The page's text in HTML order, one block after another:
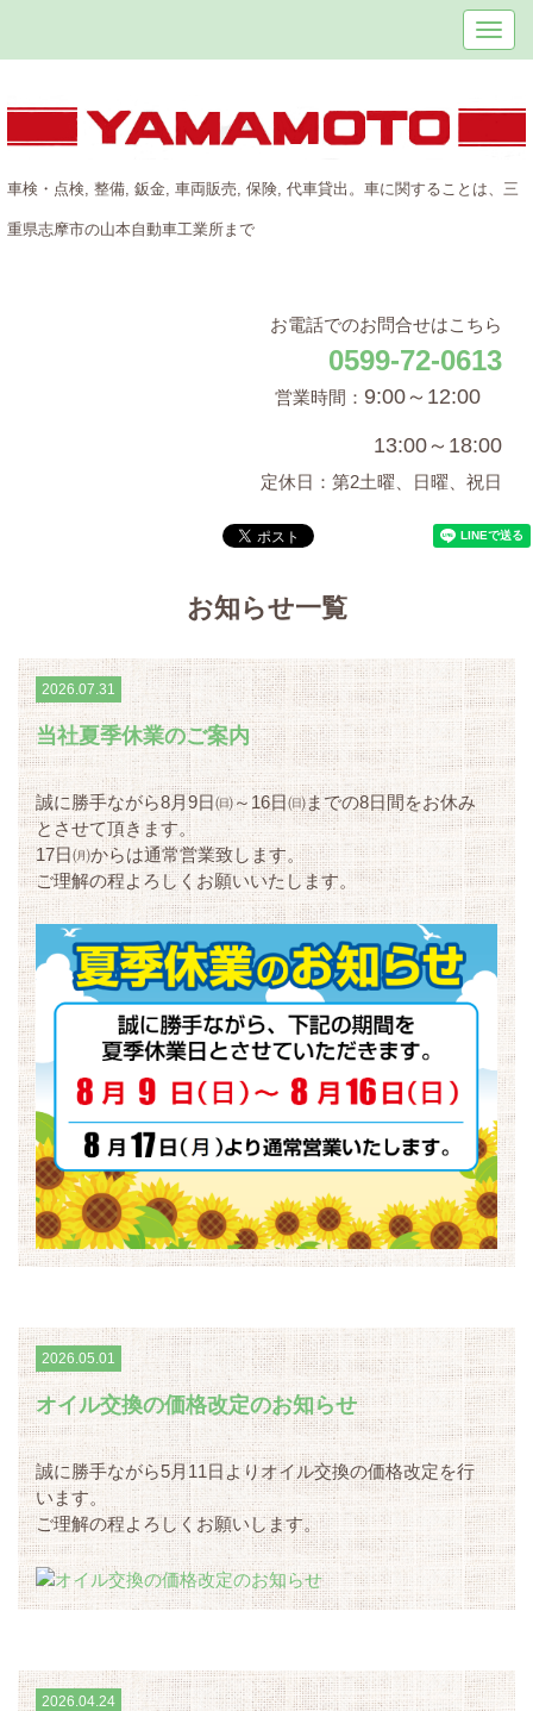
車検・点検, 整備, 鈑金, 車両販売, 保険, 代車貸出。 車に関することは、三
重県志摩市の山本自動車工業所まで
お電話でのお問合せはこちら
0599-72-0613
営業時間： 9:00～12:00
13:00～18:00
定休日：第2土曜、日曜、祝日
お知らせ一覧
2026.07.31
当社夏季休業のご案内
誠に勝手ながら8月9日㈰～16日㈰までの8日間をお休み
とさせて頂きます。
17日㈪からは通常営業致します。
ご理解の程よろしくお願いいたします。
2026.05.01
オイル交換の価格改定のお知らせ
誠に勝手ながら5月11日よりオイル交換の価格改定を行
います。
ご理解の程よろしくお願いします。
2026.04.24